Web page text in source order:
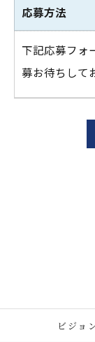
応募方法
下記応募フォ
募お待ちして
ビジョ